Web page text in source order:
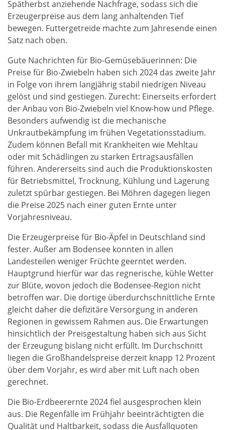
Spätherbst anziehende Nachfrage, sodass sich die
Erzeugerpreise aus dem lang anhaltenden Tief
bewegen. Futtergetreide machte zum Jahresende einen
Satz nach oben.
Gute Nachrichten für Bio-Gemüsebäuerinnen: Die
Preise für Bio-Zwiebeln haben sich 2024 das zweite Jahr
in Folge von ihrem langjährig stabil niedrigen Niveau
gelöst und sind gestiegen. Zurecht: Einerseits erfordert
der Anbau von Bio-Zwiebeln viel Know-how und Pflege.
Besonders aufwendig ist die mechanische
Unkrautbekämpfung im frühen Vegetationsstadium.
Zudem können Befall mit Krankheiten wie Mehltau
oder mit Schädlingen zu starken Ertragsausfällen
führen. Andererseits sind auch die Produktionskosten
für Betriebsmittel, Trocknung, Kühlung und Lagerung
zuletzt spürbar gestiegen. Bei Möhren dagegen liegen
die Preise 2025 nach einer guten Ernte unter
Vorjahresniveau.
Die Erzeugerpreise für Bio-Äpfel in Deutschland sind
fester. Außer am Bodensee konnten in allen
Landesteilen weniger Früchte geerntet werden.
Hauptgrund hierfür war das regnerische, kühle Wetter
zur Blüte, wovon jedoch die Bodensee-Region nicht
betroffen war. Die dortige überdurchschnittliche Ernte
gleicht daher die defizitäre Versorgung in anderen
Regionen in gewissem Rahmen aus. Die Erwartungen
hinsichtlich der Preisgestaltung haben sich aus Sicht
der Erzeugung bislang nicht erfüllt. Im Durchschnitt
liegen die Großhandelspreise derzeit knapp 12 Prozent
über dem Vorjahr, es wird aber mit Luft nach oben
gerechnet.
Die Bio-Erdbeerernte 2024 fiel ausgesprochen klein
aus. Die Regenfälle im Frühjahr beeinträchtigten die
Qualität und Haltbarkeit, sodass die Ausfallquoten